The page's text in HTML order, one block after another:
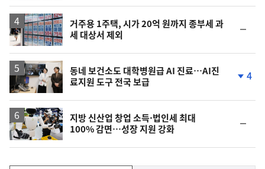
상
거주용 1주택, 시가 20억 원까지 종부세 과
세 대상서 제외
일
동네 보건소도 대학병원급 AI 진료…AI진
료지원 도구 전국 보급
하
4
지방 신산업 창업 소득·법인세 최대
100% 감면…성장 지원 강화
일